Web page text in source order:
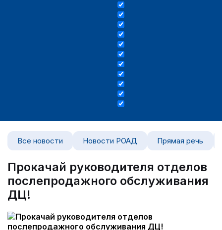
Все новости Новости РОАД Прямая речь
Прокачай руководителя отделов
послепродажного обслуживания
ДЦ!